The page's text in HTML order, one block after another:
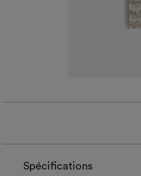
Spécifications